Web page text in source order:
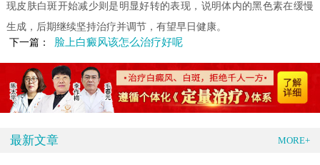
现皮肤白斑开始减少则是明显好转的表现，说明体内的黑色素在缓慢
生成，后期继续坚持治疗并调节，有望早日健康。
下一篇：
脸上白癜风该怎么治疗好呢
最新文章 MORE+